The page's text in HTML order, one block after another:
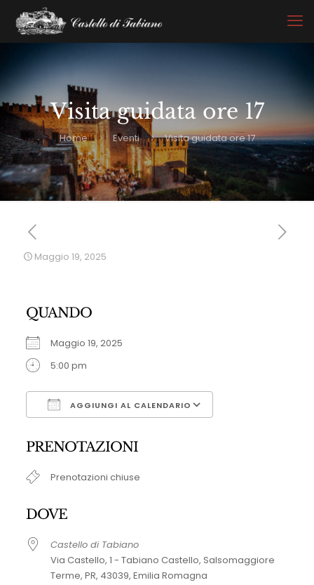
Visita guidata ore 17
Home Eventi Visita guidata ore 17
Maggio 19, 2025
QUANDO
Maggio 19, 2025
5:00 pm
AGGIUNGI AL CALENDARIO
PRENOTAZIONI
Prenotazioni chiuse
DOVE
Castello di Tabiano
Via Castello, 1 - Tabiano Castello, Salsomaggiore
Terme, PR, 43039, Emilia Romagna